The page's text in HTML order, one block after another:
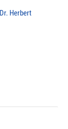
Herbert